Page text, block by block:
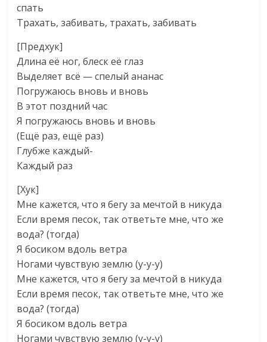
спать
Трахать, забивать, трахать, забивать
[Предхук]
Длина её ног, блеск её глаз
Выделяет всё — спелый ананас
Погружаюсь вновь и вновь
В этот поздний час
Я погружаюсь вновь и вновь
(Ещё раз, ещё раз)
Глубже каждый-
Каждый раз
[Хук]
Мне кажется, что я бегу за мечтой в никуда
Если время песок, так ответьте мне, что же
вода? (тогда)
Я босиком вдоль ветра
Ногами чувствую землю (у-у-у)
Мне кажется, что я бегу за мечтой в никуда
Если время песок, так ответьте мне, что же
вода? (тогда)
Я босиком вдоль ветра
Ногами чувствую землю (у-у-у)